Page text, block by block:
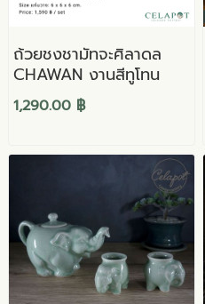
ถ้วยชงชามัทจะศิลาดล
CHAWAN งานสีทูโทน
1,290.00 ฿